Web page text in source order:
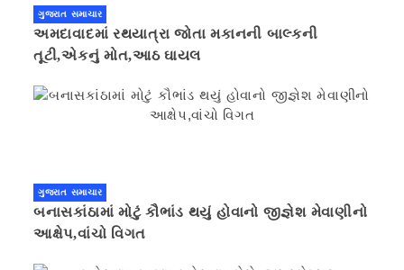
ગુજરાત સમાચાર
અમદાવાદમાં રથયાત્રા જોતા મકાનની બાલ્કની
તૂટી,એકનું મોત,આઠ ઘાયલ
ગુજરાત સમાચાર
બનાસકાંઠામાં મોટું કૌભાંડ થયું હોવાનો જીજ્ઞેશ મેવાણીનો
આક્ષેપ,વાંચો વિગત